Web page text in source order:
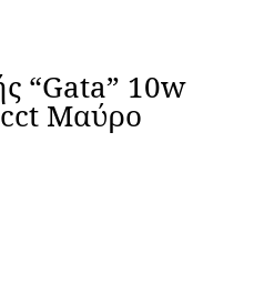
“Gata” 10w
Μαύρο